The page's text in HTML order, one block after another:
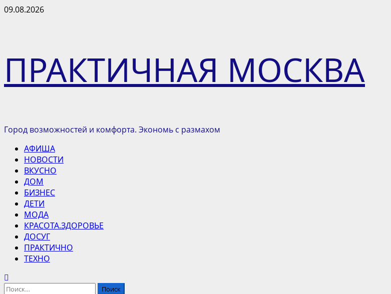
Перейти
09.08.2026
ПРАКТИЧНАЯ МОСКВА
Город возможностей и комфорта. Экономь с размахом
Основное
меню
АФИША
НОВОСТИ
ВКУСНО
ДОМ
БИЗНЕС
ДЕТИ
МОДА
КРАСОТА.ЗДОРОВЬЕ
ДОСУГ
ПРАКТИЧНО
ТЕХНО
Найти: